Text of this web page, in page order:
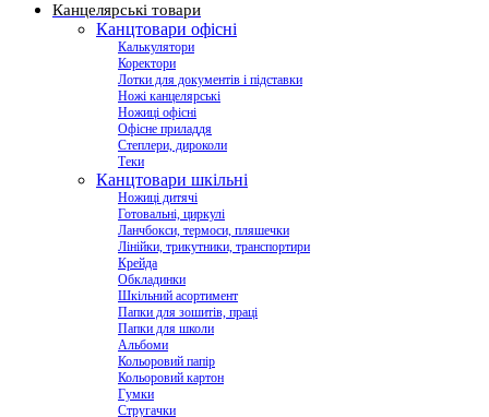
Канцелярські товари
Канцтовари офісні
Калькулятори
Коректори
Лотки для документів і підставки
Ножі канцелярські
Ножиці офісні
Офісне приладдя
Степлери, дироколи
Теки
Канцтовари шкільні
Ножиці дитячі
Готовальні, циркулі
Ланчбокси, термоси, пляшечки
Лінійки, трикутники, транспортири
Крейда
Обкладинки
Шкільний асортимент
Папки для зошитів, праці
Папки для школи
Альбоми
Кольоровий папір
Кольоровий картон
Гумки
Стругачки